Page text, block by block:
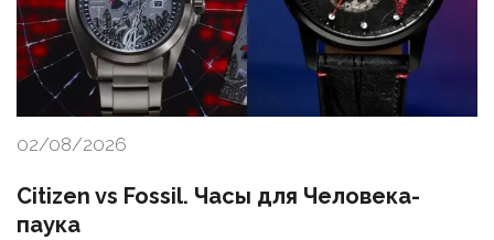
02/08/2026
Citizen vs Fossil. Часы для Человека-
паука